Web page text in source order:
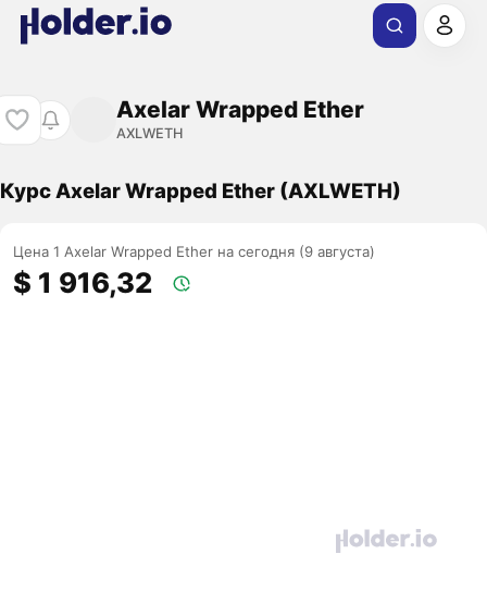
Axelar Wrapped Ether
AXLWETH
Курс Axelar Wrapped Ether (AXLWETH)
Цена 1 Axelar Wrapped Ether на сегодня (9 августа)
$ 1 916,32